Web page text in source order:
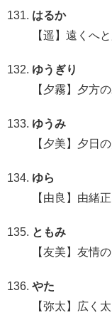
はるか
【遥】遠くへ
ゆうぎり
【夕霧】夕方
ゆうみ
【夕美】夕日
ゆら
【由良】由緒
ともみ
【友美】友情
やた
【弥太】広く